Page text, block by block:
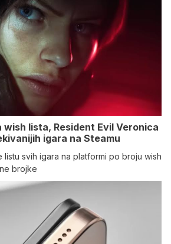
wish lista, Resident Evil Veronica
igara na Steamu
listu svih igara na platformi po broju wish
brojke